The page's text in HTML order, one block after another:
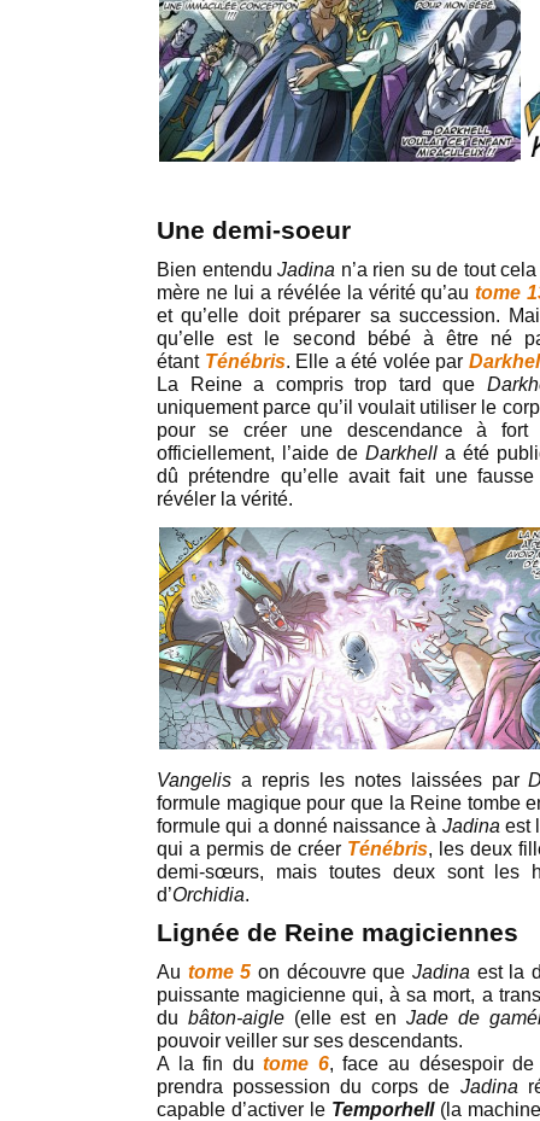
Une demi-soeur
Bien entenduJadina n’a rien su de tout
mère ne lui a révélée la vérité qu’autome
et qu’elle doit préparer sa succession.
qu’elle est le second bébé à être né
étant Ténébris. Elle a été volée par
La Reine a compris trop tard que
uniquement parce qu’il voulait utiliser le
pour se créer une descendance à fort
officiellement, l’aide de Darkhell a été
dû prétendre qu’elle avait fait une
révéler la vérité.
Vangelis a repris les notes laissées par
formule magique pour que la Reine tombe
formule qui a donné naissance à Jadina est
qui a permis de créer Ténébris, les deux
demi-sœurs, mais toutes deux sont les
d’Orchidia.
Lignée de Reine magiciennes
Au tome 5 on découvre queJadina est la
puissante magicienne qui, à sa mort, a
du bâton-aigle(elle est enJade de
pouvoir veiller sur ses descendants.
A la fin dutome 6, face au désespoir
prendra possession du corps de Jadina
capable d’activer le Temporhell(la